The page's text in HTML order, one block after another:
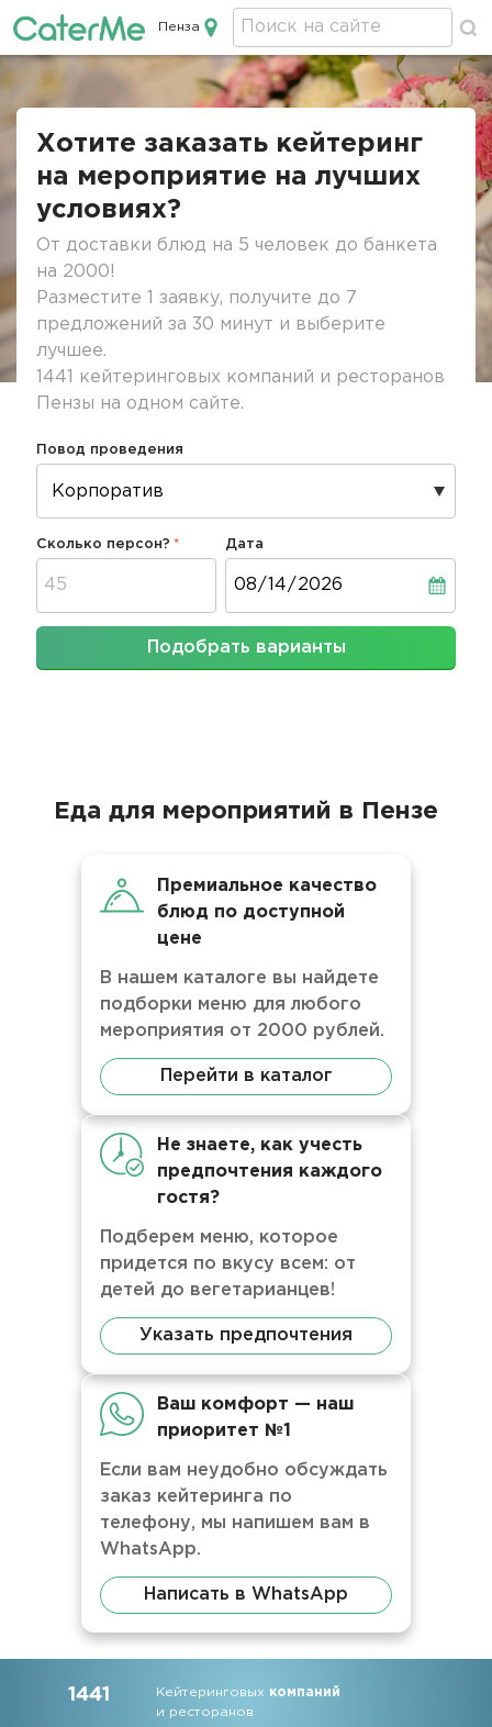
Кейтеринг в Пензе
Пенза
Строка
Хотите заказать кейтеринг
на мероприятие на лучших
условиях?
От доставки блюд на 5 человек до банкета
на 2000!
Разместите 1 заявку, получите до 7
предложений за 30 минут и выберите
лучшее.
1441 кейтеринговых компаний и ресторанов
Пензы на одном сайте.
Повод проведения
Сколько персон? Дата
Подобрать варианты
Еда для мероприятий в Пензе
Премиальное качество
блюд по доступной
цене
В нашем каталоге вы найдете
подборки меню для любого
мероприятия от 2000 рублей.
Перейти в каталог
Не знаете, как учесть
предпочтения каждого
гостя?
Подберем меню, которое
придется по вкусу всем: от
детей до вегетарианцев!
Указать предпочтения
Ваш комфорт — наш
приоритет №1
Если вам неудобно обсуждать
заказ кейтеринга по
телефону, мы напишем вам в
WhatsApp.
Написать в WhatsApp
1441 Кейтеринговых компаний
и ресторанов